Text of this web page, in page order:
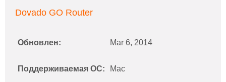
Dovado GO Router
Обновлен: Mar 6, 2014
Поддерживаемая ОС: Mac